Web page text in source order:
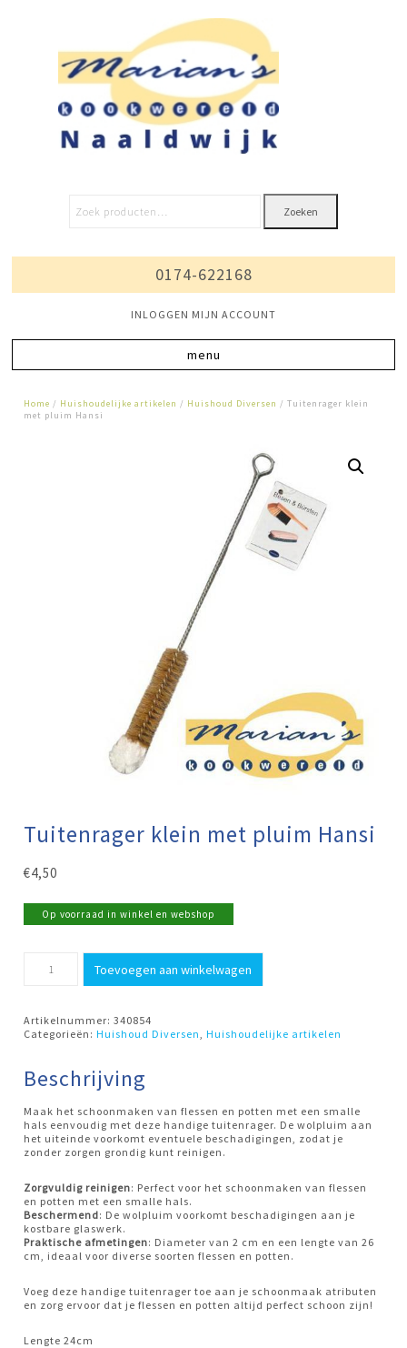
Zoeken
0174-622168
INLOGGEN MIJN ACCOUNT
Home / Huishoudelijke artikelen / Huishoud Diversen / Tuitenrager klein
met pluim Hansi
Tuitenrager klein met pluim Hansi
€4,50
Op voorraad in winkel en webshop
klein
aantal
Toevoegen aan winkelwagen
Artikelnummer:340854
Categorieën:Huishoud Diversen ,Huishoudelijke artikelen
Beschrijving
Maak het schoonmaken van flessen en potten met een smalle
hals eenvoudig met deze handige tuitenrager. De wolpluim aan
het uiteinde voorkomt eventuele beschadigingen, zodat je
zonder zorgen grondig kunt reinigen.
Zorgvuldig reinigen: Perfect voor het schoonmaken van flessen
en potten met een smalle hals.
Beschermend: De wolpluim voorkomt beschadigingen aan je
kostbare glaswerk.
Praktische afmetingen: Diameter van 2 cm en een lengte van 26
cm, ideaal voor diverse soorten flessen en potten.
Voeg deze handige tuitenrager toe aan je schoonmaak atributen
en zorg ervoor dat je flessen en potten altijd perfect schoon zijn!
Lengte 24cm